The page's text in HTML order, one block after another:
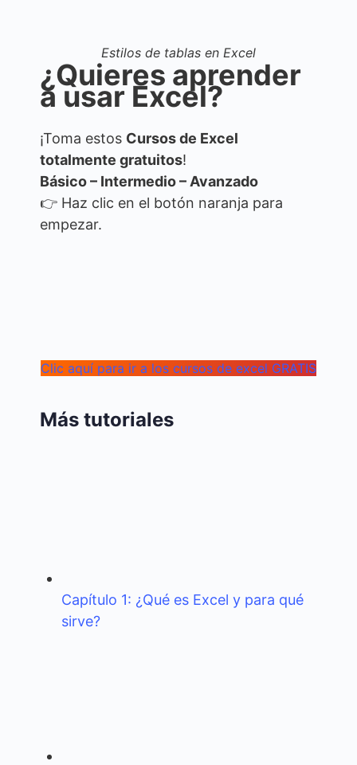
Estilos de tablas en Excel
¿Quieres aprender
a usar Excel?
¡Toma estos Cursos de Excel
totalmente gratuitos!
Básico – Intermedio – Avanzado
👉 Haz clic en el botón naranja para
empezar.
Clic aquí para ir a los cursos de excel GRATIS
Más tutoriales
Capítulo 1: ¿Qué es Excel y para qué
sirve?